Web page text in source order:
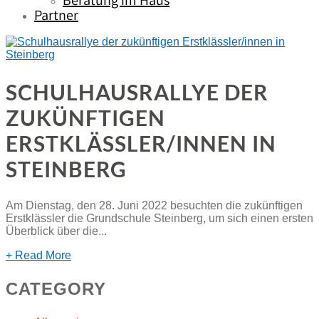
Partner
SCHULHAUSRALLYE DER
ZUKÜNFTIGEN
ERSTKLÄSSLER/INNEN IN
STEINBERG
Am Dienstag, den 28. Juni 2022 besuchten die zukünftigen
Erstklässler die Grundschule Steinberg, um sich einen ersten
Überblick über die...
+ Read More
CATEGORY